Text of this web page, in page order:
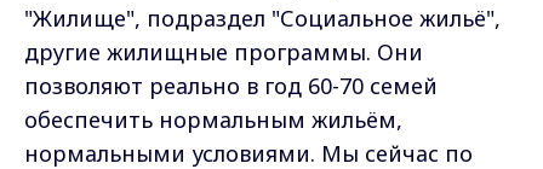
"Жилище", подраздел "Социальное жильё",
другие жилищные программы. Они
позволяют реально в год 60-70 семей
обеспечить нормальным жильём,
нормальными условиями. Мы сейчас по